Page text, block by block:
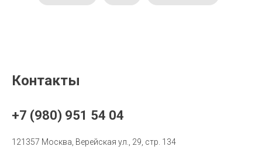
Контакты
+7 (980) 951 54 04
121357 Москва, Верейская ул., 29, стр. 134